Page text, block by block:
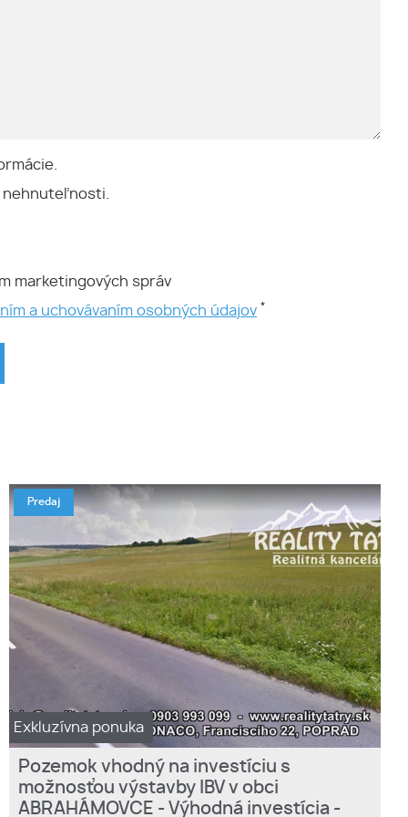
nehnuteľnosti.
marketingových správ
a uchovávaním osobných údajov *
Exkluzívna ponuka
Predaj
Pozemok vhodný na investíciu s
možnosťou výstavby IBV v obci
ABRAHÁMOVCE - Výhodná investícia -